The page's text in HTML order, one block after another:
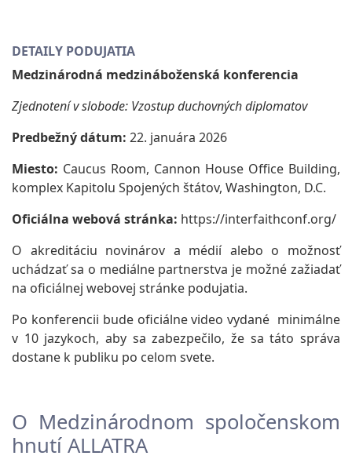
DETAILY PODUJATIA
Medzinárodná medzináboženská konferencia
Zjednotení v slobode: Vzostup duchovných diplomatov
Predbežný dátum: 22. januára 2026
Miesto: Caucus Room, Cannon House Office Building,
komplex Kapitolu Spojených štátov, Washington, D.C.
Oficiálna webová stránka: https://interfaithconf.org/
O akreditáciu novinárov a médií alebo o možnosť
uchádzať sa o mediálne partnerstva je možné zažiadať
na oficiálnej webovej stránke podujatia.
Po konferencii bude oficiálne video vydané minimálne
v 10 jazykoch, aby sa zabezpečilo, že sa táto správa
dostane k publiku po celom svete.
O Medzinárodnom spoločenskom
hnutí ALLATRA